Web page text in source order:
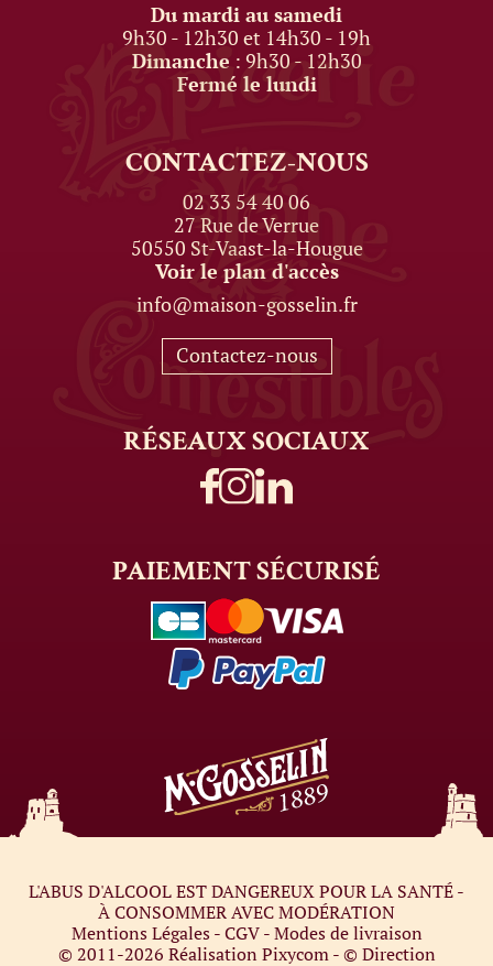
Du mardi au samedi
9h30 - 12h30 et 14h30 - 19h
Dimanche : 9h30 - 12h30
Fermé le lundi
CONTACTEZ-NOUS
02 33 54 40 06
27 Rue de Verrue
50550 St-Vaast-la-Hougue
Voir le plan d'accès
info@maison-gosselin.fr
Contactez-nous
RÉSEAUXSOCIAUX
PAIEMENTSÉCURISÉ
L'ABUS D'ALCOOL EST DANGEREUX POUR LA SANTÉ -
À CONSOMMER AVEC MODÉRATION
Mentions Légales-CGV-Modes de livraison
© 2011-2026 Réalisation Pixycom- © Direction